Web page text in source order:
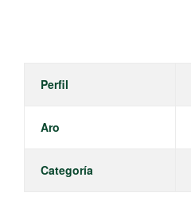
Perfil
Aro
Categoría